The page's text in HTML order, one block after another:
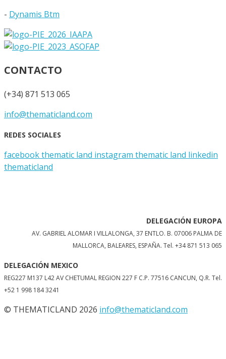
- Dynamis Btm
CONTACTO
(+34) 871 513 065
info@thematicland.com
REDES SOCIALES
facebook thematic land instagram thematic land linkedin
thematicland
DELEGACIÓN EUROPA
AV. GABRIEL ALOMAR I VILLALONGA, 37 ENTLO. B. 07006 PALMA DE
MALLORCA, BALEARES, ESPAÑA. Tel. +34 871 513 065
DELEGACIÓN MEXICO
REG227 M137 L42 AV CHETUMAL REGION 227 F C.P. 77516 CANCUN, Q.R. Tel.
+52 1 998 184 3241
© THEMATICLAND 2026 info@thematicland.com